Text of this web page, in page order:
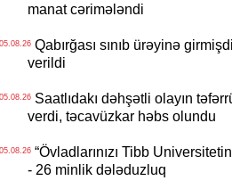
manat cərimələndi
05.08.26Qabırğası sınıb ürəyinə
verildi
05.08.26Saatlıdakı dəhşətli olayın
verdi, təcavüzkar həbs olundu
05.08.26“Övladlarınızı Tibb
- 26 minlik dələduzluq